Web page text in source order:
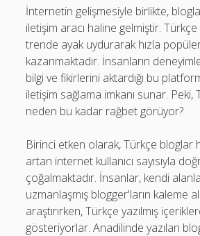
İnternetin gelişmesiyle birlikte,
iletişim aracı haline gelmiştir.
trende ayak uydurarak hızla
kazanmaktadır. İnsanların
bilgi ve fikirlerini aktardığı bu
iletişim sağlama imkanı sunar.
neden bu kadar rağbet görüyor?
Birinci etken olarak, Türkçe bloglar
artan internet kullanıcı sayısıyla
çoğalmaktadır. İnsanlar, kendi
uzmanlaşmış blogger'ların kaleme
araştırırken, Türkçe yazılmış
gösteriyorlar. Anadilinde yazılan